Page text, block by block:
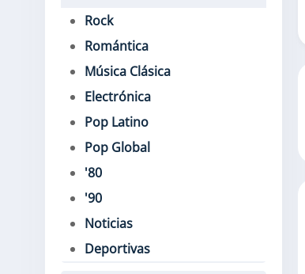
Rock
Romántica
Música Clásica
Electrónica
Pop Latino
Pop Global
'80
'90
Noticias
Deportivas